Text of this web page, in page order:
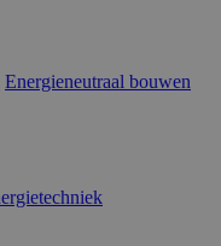
Energieneutraal bouwen